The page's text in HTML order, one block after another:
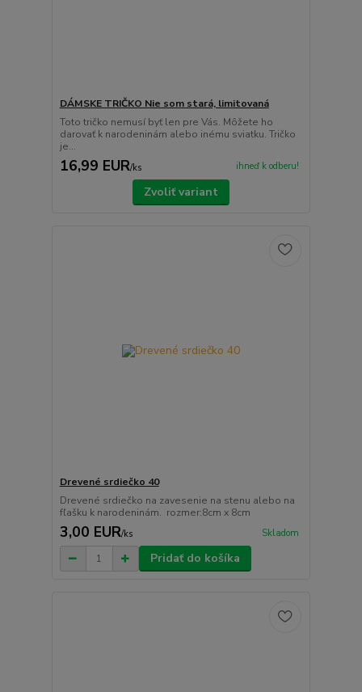
DÁMSKE TRIČKO Nie som stará, limitovaná
Toto tričko nemusí byť len pre Vás. Môžete ho
darovať k narodeninám alebo inému sviatku. Tričko
je...
16,99 EUR/ks ihneď k odberu!
Zvoliť variant
Drevené srdiečko 40
Drevené srdiečko na zavesenie na stenu alebo na
fľašku k narodeninám. rozmer:8cm x 8cm
3,00 EUR/ks Skladom
Pridať do košíka